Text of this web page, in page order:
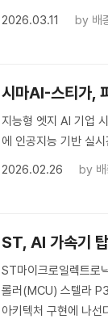
2026.03.11
by 배
시마AI-스티가,
지능형 엣지 AI 기업
에 인공지능 기반 실
2026.02.26
by
ST, AI 가속기
ST마이크로일렉트
롤러(MCU) 스텔라
아키텍처 구현에 나선